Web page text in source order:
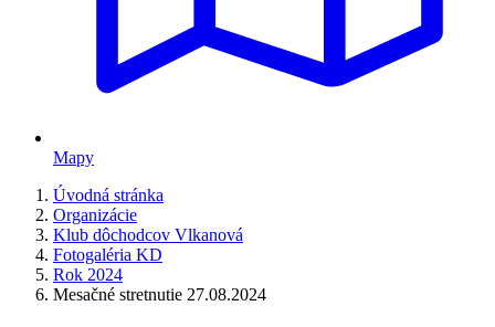
Mapy
Úvodná stránka
Organizácie
Klub dôchodcov Vlkanová
Fotogaléria KD
Rok 2024
Mesačné stretnutie 27.08.2024